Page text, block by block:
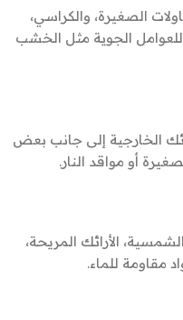
الصغيرة، والكراسي،
الجوية مثل الخشب
الخارجية إلى جانب بعض
أو مواقد النار.
الأرائك المريحة،
مقاومة للماء.